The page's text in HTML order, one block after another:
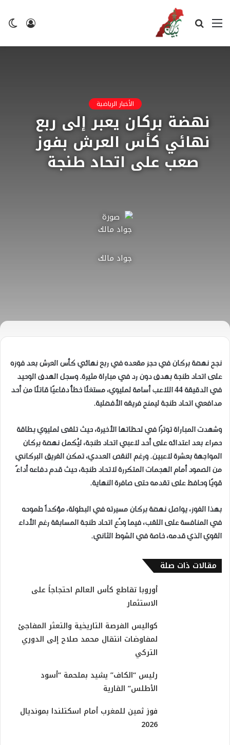
تسجيل
القائمة بحث
الأخبار الرياضية
نهضة بركان يعبر إلى ربع
نهائي كأس العرش بفوز
صعب على اتحاد طنجة
جواد مالك
نجح نهضة بركان في حجز مقعده في ربع نهائي كأس العرش بعد فوزه
على اتحاد طنجة بهدف دون رد في مباراة مثيرة. وسجل الهدف الوحيد
في الدقيقة 44 اللاعب أسامة لمليوي، مستغلًا خطأً دفاعيًا قاتلًا من أحد
مدافعي اتحاد طنجة ليمنح فريقه الأفضلية.
وشهدت المباراة توترًا في لحظاتها الأخيرة، حيث تلقى لمليوي بطاقة
حمراء بعد اعتدائه على أحد لاعبي اتحاد طنجة، ليُكمل نهضة بركان
المواجهة بعشرة لاعبين. ورغم النقص العددي، تمكن الفريق البركاني
من الصمود أمام الهجمات المتكررة لاتحاد طنجة، حيث قدم دفاعه أداءً
قويًا وحافظ على تقدمه حتى صافرة النهاية.
بهذا الفوز، يواصل نهضة بركان مسيرته في البطولة، مؤكداً طموحه
في المنافسة على اللقب، فيما ودّع اتحاد طنجة المسابقة رغم الأداء
القوي الذي قدمه، خاصة في الشوط الثاني.
مقالات ذات صلة
أوروبا تقاطع كأس العالم احتجاجاً على
الاستثمار
كواليس الفرصة التاريخية والتعثر المفاجئ
لمفاوضات انتقال محمد صلاح إلى الدوري
التركي
رئيس “الكاف” يشيد بملحمة “أسود
الأطلس” القارية
فوز ثمين للمغرب أمام اسكتلندا بمونديال
2026